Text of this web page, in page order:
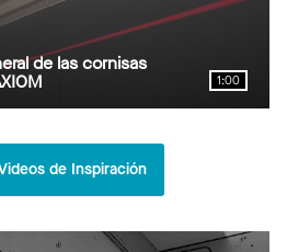
de las cornisas
1:00
de Inspiración